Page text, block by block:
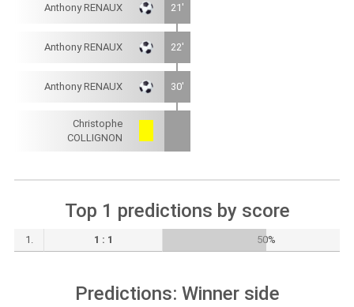
Anthony RENAUX 21'
Anthony RENAUX 22'
Anthony RENAUX 30'
Christophe
COLLIGNON
Top 1 predictions by score
1. 1 : 1 50%
Predictions: Winner side